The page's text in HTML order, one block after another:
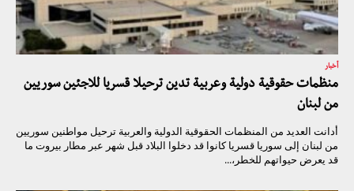
أخبار
منظمات حقوقية دولية وعربية تدين ترحيلا قسريا للاجئين سوريين
من لبنان
أدانت العديد من المنظمات الحقوقية الدولية والعربية ترحيل مواطنين سوريين
من لبنان إلى سوريا قسريا كانوا قد دخلوا البلاد قبل شهر عبر مطار بيروت ما
قد يعرض حيواتهم للخطر،...